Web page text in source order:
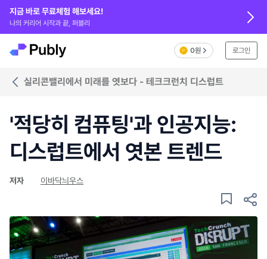
지금 바로 무료체험 해보세요!
나의 커리어 시작과 끝, 퍼블리
0원 로그인
실리콘밸리에서 미래를 엿보다 - 테크크런치 디스럽트
'적당히 컴퓨팅'과 인공지능:
디스럽트에서 엿본 트렌드
저자 이바닥늬우스